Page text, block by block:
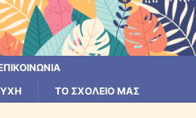
ΤΟ ΣΧΟΛΕΙΟ ΜΑΣ